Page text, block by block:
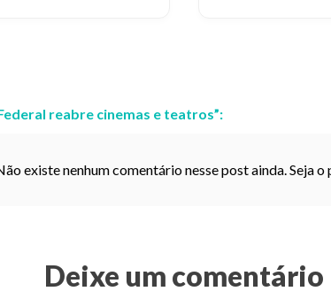
reabre cinemas e teatros”:
existe nenhum comentário nesse post ainda. Seja
Deixe um comentário